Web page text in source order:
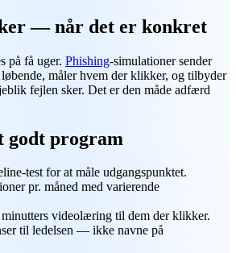
— når det er konkret
på få uger. Phishing-simulationer sender
måler hvem der klikker, og tilbyder
fejlen sker. Det er den måde adfærd
godt program
test for at måle udgangspunktet.
pr. måned med varierende
videolæring til dem der klikker.
til ledelsen — ikke navne på